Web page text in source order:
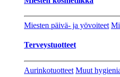
Miesten päivä- ja yövoiteet
Terveystuotteet
Aurinkotuotteet Muut